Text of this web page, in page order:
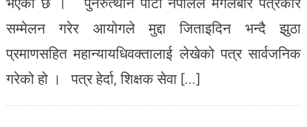
सम्मेलन गरेर आयोगले मुद्दा जिताइदिन भन्दै झुठा
प्रमाणसहित महान्यायधिवक्तालाई लेखेको पत्र सार्वजनिक
गरेको हो । पत्र हेर्दा, शिक्षक सेवा […]